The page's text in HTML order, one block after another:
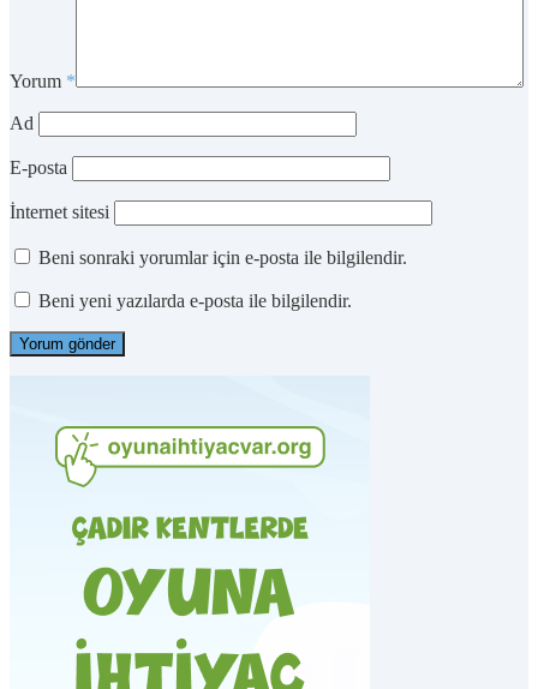
Yorum *
Ad
E-posta
İnternet sitesi
Beni sonraki yorumlar için e-posta ile bilgilendir.
Beni yeni yazılarda e-posta ile bilgilendir.